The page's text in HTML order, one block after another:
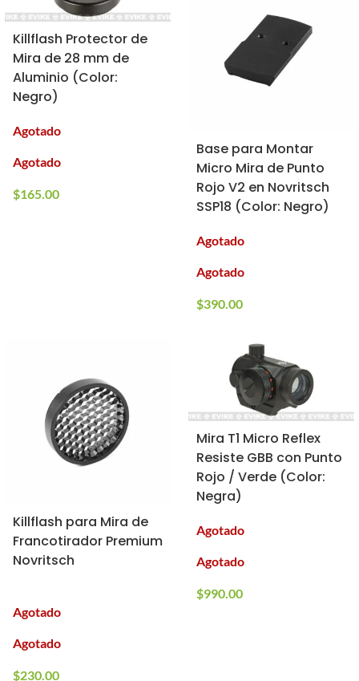
Killflash Protector de
Mira de 28 mm de
Aluminio (Color:
Negro)
Agotado
Agotado
$165.00
Base para Montar
Micro Mira de Punto
Rojo V2 en Novritsch
SSP18 (Color: Negro)
Agotado
Agotado
$390.00
Killflash para Mira de
Francotirador Premium
Novritsch
Agotado
Agotado
$230.00
Mira T1 Micro Reflex
Resiste GBB con Punto
Rojo / Verde (Color:
Negra)
Agotado
Agotado
$990.00